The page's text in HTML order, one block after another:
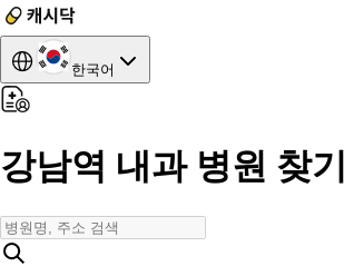
한국어
강남역 내과 병원 찾기